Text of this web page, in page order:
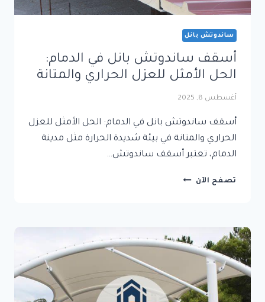
ساندوتش بانل
أسقف ساندوتش بانل في الدمام:
الحل الأمثل للعزل الحراري والمتانة
أغسطس 8, 2025
أسقف ساندوتش بانل في الدمام: الحل الأمثل للعزل
الحراري والمتانة في بيئة شديدة الحرارة مثل مدينة
الدمام، تعتبر أسقف ساندوتش…
تصفح الآن أسقف
الحل
الأمثل
الحراري
والمتانة